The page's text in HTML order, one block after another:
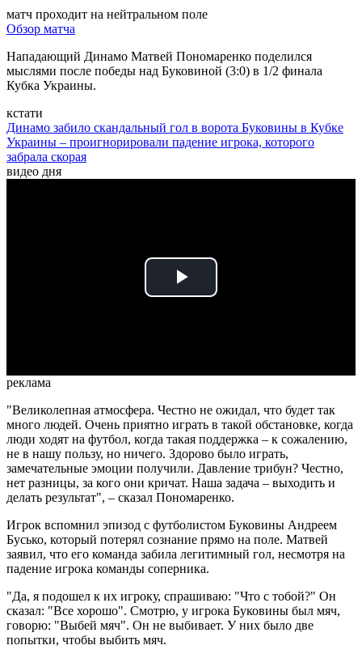
матч проходит на нейтральном поле
Обзор матча
Нападающий Динамо Матвей Пономаренко поделился
мыслями после победы над Буковиной (3:0) в 1/2 финала
Кубка Украины.
кстати
Динамо забило скандальный гол в ворота Буковины в Кубке
Украины – проигнорировали падение игрока, которого
забрала скорая
видео дня
Play
реклама
"Великолепная атмосфера. Честно не ожидал, что будет так
много людей. Очень приятно играть в такой обстановке, когда
люди ходят на футбол, когда такая поддержка – к сожалению,
не в нашу пользу, но ничего. Здорово было играть,
замечательные эмоции получили. Давление трибун? Честно,
нет разницы, за кого они кричат. Наша задача – выходить и
делать результат", – сказал Пономаренко.
Игрок вспомнил эпизод с футболистом Буковины Андреем
Бусько, который потерял сознание прямо на поле. Матвей
заявил, что его команда забила легитимный гол, несмотря на
падение игрока команды соперника.
"Да, я подошел к их игроку, спрашиваю: "Что с тобой?" Он
сказал: "Все хорошо". Смотрю, у игрока Буковины был мяч,
говорю: "Выбей мяч". Он не выбивает. У них было две
попытки, чтобы выбить мяч.